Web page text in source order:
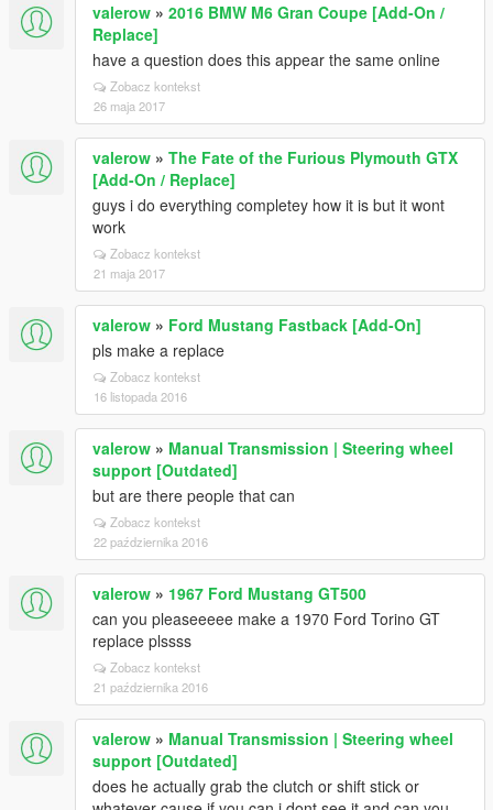
valerow » 2016 BMW M6 Gran Coupe [Add-On /
Replace]
have a question does this appear the same online
Zobacz kontekst
26 maja 2017
valerow » The Fate of the Furious Plymouth GTX
[Add-On / Replace]
guys i do everything completey how it is but it wont
work
Zobacz kontekst
21 maja 2017
valerow » Ford Mustang Fastback [Add-On]
pls make a replace
Zobacz kontekst
16 listopada 2016
valerow » Manual Transmission | Steering wheel
support [Outdated]
but are there people that can
Zobacz kontekst
22 października 2016
valerow » 1967 Ford Mustang GT500
can you pleaseeeee make a 1970 Ford Torino GT
replace plssss
Zobacz kontekst
21 października 2016
valerow » Manual Transmission | Steering wheel
support [Outdated]
does he actually grab the clutch or shift stick or